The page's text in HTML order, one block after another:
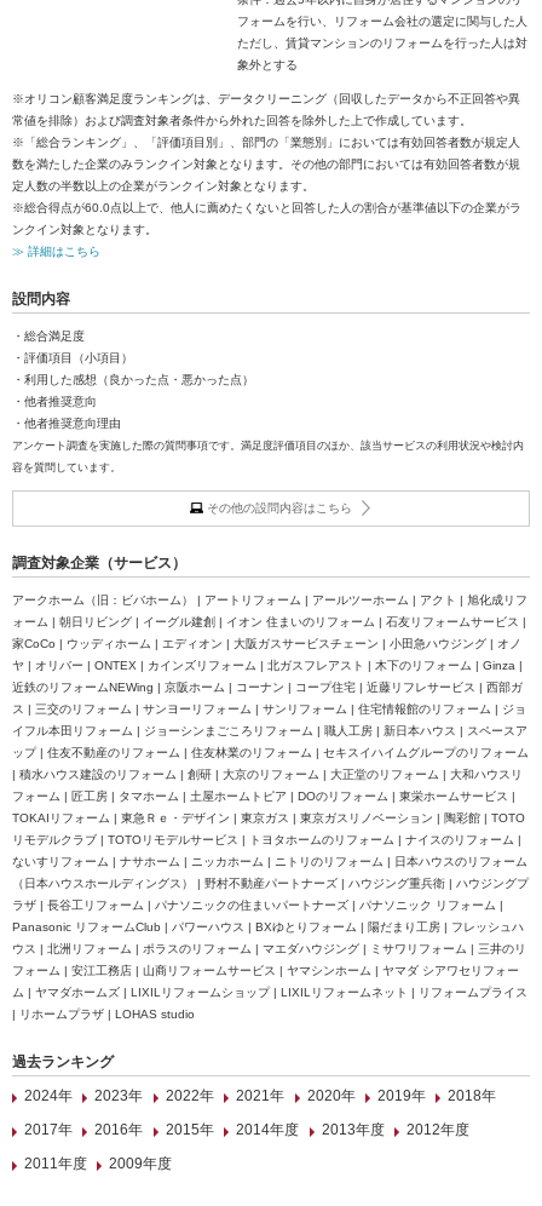
フォームを行い、リフォーム会社の選定に関与した人
ただし、賃貸マンションのリフォームを行った人は対
象外とする
※オリコン顧客満足度ランキングは、データクリーニング（回収したデータから不正回答や異
常値を排除）および調査対象者条件から外れた回答を除外した上で作成しています。
※「総合ランキング」、「評価項目別」、部門の「業態別」においては有効回答者数が規定人
数を満たした企業のみランクイン対象となります。その他の部門においては有効回答者数が規
定人数の半数以上の企業がランクイン対象となります。
※総合得点が60.0点以上で、他人に薦めたくないと回答した人の割合が基準値以下の企業がラ
ンクイン対象となります。
≫ 詳細はこちら
設問内容
・総合満足度
・評価項目（小項目）
・利用した感想（良かった点・悪かった点）
・他者推奨意向
・他者推奨意向理由
アンケート調査を実施した際の質問事項です。満足度評価項目のほか、該当サービスの利用状況や検討内
容を質問しています。
その他の設問内容はこちら
調査対象企業（サービス）
アークホーム（旧：ビバホーム） | アートリフォーム | アールツーホーム | アクト | 旭化成リフ
ォーム | 朝日リビング | イーグル建創 | イオン 住まいのリフォーム | 石友リフォームサービス |
家CoCo | ウッディホーム | エディオン | 大阪ガスサービスチェーン | 小田急ハウジング | オノ
ヤ | オリバー | ONTEX | カインズリフォーム | 北ガスフレアスト | 木下のリフォーム | Ginza |
近鉄のリフォームNEWing | 京阪ホーム | コーナン | コープ住宅 | 近藤リフレサービス | 西部ガ
ス | 三交のリフォーム | サンヨーリフォーム | サンリフォーム | 住宅情報館のリフォーム | ジョ
イフル本田リフォーム | ジョーシンまごころリフォーム | 職人工房 | 新日本ハウス | スペースア
ップ | 住友不動産のリフォーム | 住友林業のリフォーム | セキスイハイムグループのリフォーム
| 積水ハウス建設のリフォーム | 創研 | 大京のリフォーム | 大正堂のリフォーム | 大和ハウスリ
フォーム | 匠工房 | タマホーム | 土屋ホームトピア | DOのリフォーム | 東栄ホームサービス |
TOKAIリフォーム | 東急Ｒｅ・デザイン | 東京ガス | 東京ガスリノベーション | 陶彩館 | TOTO
リモデルクラブ | TOTOリモデルサービス | トヨタホームのリフォーム | ナイスのリフォーム |
ないすリフォーム | ナサホーム | ニッカホーム | ニトリのリフォーム | 日本ハウスのリフォーム
（日本ハウスホールディングス） | 野村不動産パートナーズ | ハウジング重兵衛 | ハウジングプ
ラザ | 長谷工リフォーム | パナソニックの住まいパートナーズ | パナソニック リフォーム |
Panasonic リフォームClub | パワーハウス | BXゆとりフォーム | 陽だまり工房 | フレッシュハ
ウス | 北洲リフォーム | ポラスのリフォーム | マエダハウジング | ミサワリフォーム | 三井のリ
フォーム | 安江工務店 | 山商リフォームサービス | ヤマシンホーム | ヤマダ シアワセリフォー
ム | ヤマダホームズ | LIXILリフォームショップ | LIXILリフォームネット | リフォームプライス
| リホームプラザ | LOHAS studio
過去ランキング
2024年
2023年 2022年 2021年 2020年 2019年
2018年
2017年
2016年 2015年 2014年度 2013年度
2012年度
2011年度
2009年度